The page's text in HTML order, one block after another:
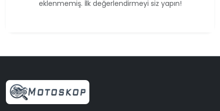
eklenmemiş. İlk değerlendirmeyi siz yapın!